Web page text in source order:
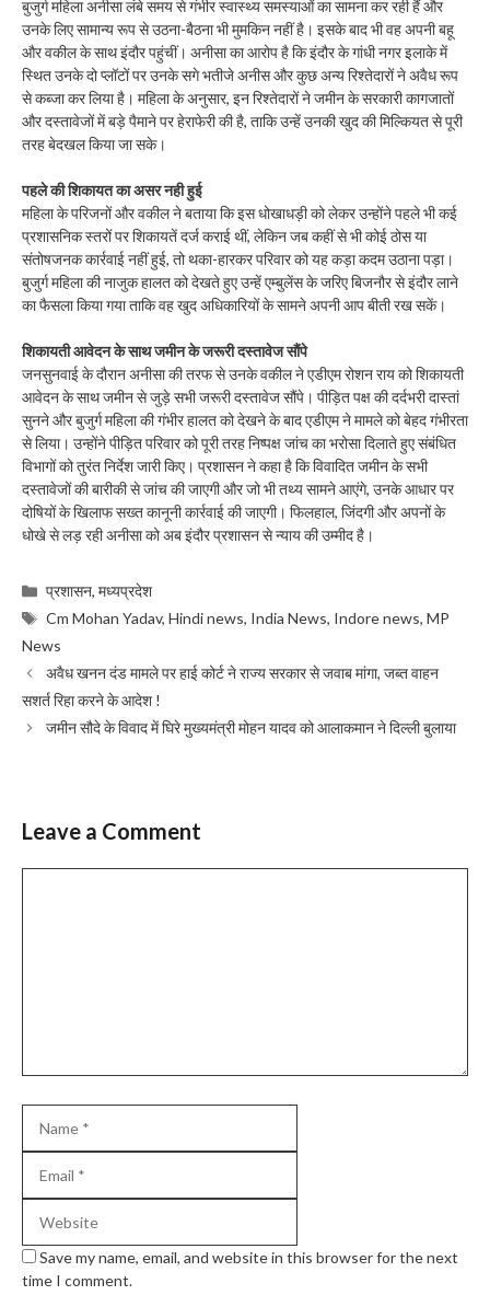
बुजुर्ग महिला अनीसा लंबे समय से गंभीर स्वास्थ्य समस्याओं का सामना कर रही हैं और
उनके लिए सामान्य रूप से उठना-बैठना भी मुमकिन नहीं है। इसके बाद भी वह अपनी बहू
और वकील के साथ इंदौर पहुंचीं। अनीसा का आरोप है कि इंदौर के गांधी नगर इलाके में
स्थित उनके दो प्लॉटों पर उनके सगे भतीजे अनीस और कुछ अन्य रिश्तेदारों ने अवैध रूप
से कब्जा कर लिया है। महिला के अनुसार, इन रिश्तेदारों ने जमीन के सरकारी कागजातों
और दस्तावेजों में बड़े पैमाने पर हेराफेरी की है, ताकि उन्हें उनकी खुद की मिल्कियत से पूरी
तरह बेदखल किया जा सके।
पहले की शिकायत का असर नही हुई
महिला के परिजनों और वकील ने बताया कि इस धोखाधड़ी को लेकर उन्होंने पहले भी कई
प्रशासनिक स्तरों पर शिकायतें दर्ज कराई थीं, लेकिन जब कहीं से भी कोई ठोस या
संतोषजनक कार्रवाई नहीं हुई, तो थका-हारकर परिवार को यह कड़ा कदम उठाना पड़ा।
बुजुर्ग महिला की नाजुक हालत को देखते हुए उन्हें एम्बुलेंस के जरिए बिजनौर से इंदौर लाने
का फैसला किया गया ताकि वह खुद अधिकारियों के सामने अपनी आप बीती रख सकें।
शिकायती आवेदन के साथ जमीन के जरूरी दस्तावेज सौंपे
जनसुनवाई के दौरान अनीसा की तरफ से उनके वकील ने एडीएम रोशन राय को शिकायती
आवेदन के साथ जमीन से जुड़े सभी जरूरी दस्तावेज सौंपे। पीड़ित पक्ष की दर्दभरी दास्तां
सुनने और बुजुर्ग महिला की गंभीर हालत को देखने के बाद एडीएम ने मामले को बेहद गंभीरता
से लिया। उन्होंने पीड़ित परिवार को पूरी तरह निष्पक्ष जांच का भरोसा दिलाते हुए संबंधित
विभागों को तुरंत निर्देश जारी किए। प्रशासन ने कहा है कि विवादित जमीन के सभी
दस्तावेजों की बारीकी से जांच की जाएगी और जो भी तथ्य सामने आएंगे, उनके आधार पर
दोषियों के खिलाफ सख्त कानूनी कार्रवाई की जाएगी। फिलहाल, जिंदगी और अपनों के
धोखे से लड़ रही अनीसा को अब इंदौर प्रशासन से न्याय की उम्मीद है।
Categories
प्रशासन,मध्यप्रदेश
Tags
Cm Mohan Yadav,Hindi news, India News, Indore news,MP
News
अवैध खनन दंड मामले पर हाई कोर्ट ने राज्य सरकार से जवाब मांगा, जब्त वाहन
सशर्त रिहा करने के आदेश !
जमीन सौदे के विवाद में घिरे मुख्यमंत्री मोहन यादव को आलाकमान ने दिल्ली बुलाया
Leave a Comment
Save my name, email, and website in this browser for the next
time I comment.